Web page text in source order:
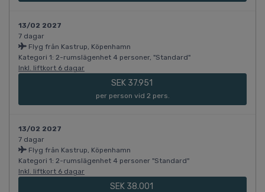
13/02 2027
7 dagar
Flyg från Kastrup, Köpenhamn
Kategori 1: 2-rumslägenhet 4 personer, "Standard"
Inkl. liftkort 6 dagar
SEK 37.951
per person vid 2 pers.
13/02 2027
7 dagar
Flyg från Kastrup, Köpenhamn
Kategori 1: 2-rumslägenhet 4 personer "Standard"
Inkl. liftkort 6 dagar
SEK 38.001